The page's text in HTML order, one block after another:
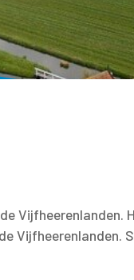
Vijfheerenlanden.